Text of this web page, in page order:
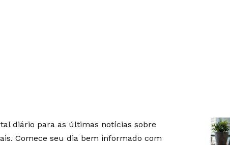
diário para as últimas notícias sobre
Comece seu dia bem informado com